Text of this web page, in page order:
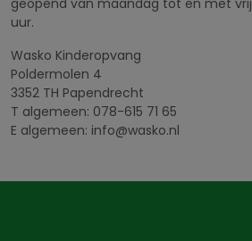
uur.
Wasko Kinderopvang
Poldermolen 4
3352 TH Papendrecht
T algemeen: 078-615 71 65
E algemeen: info@wasko.nl